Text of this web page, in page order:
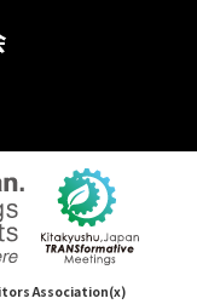
Association(x)